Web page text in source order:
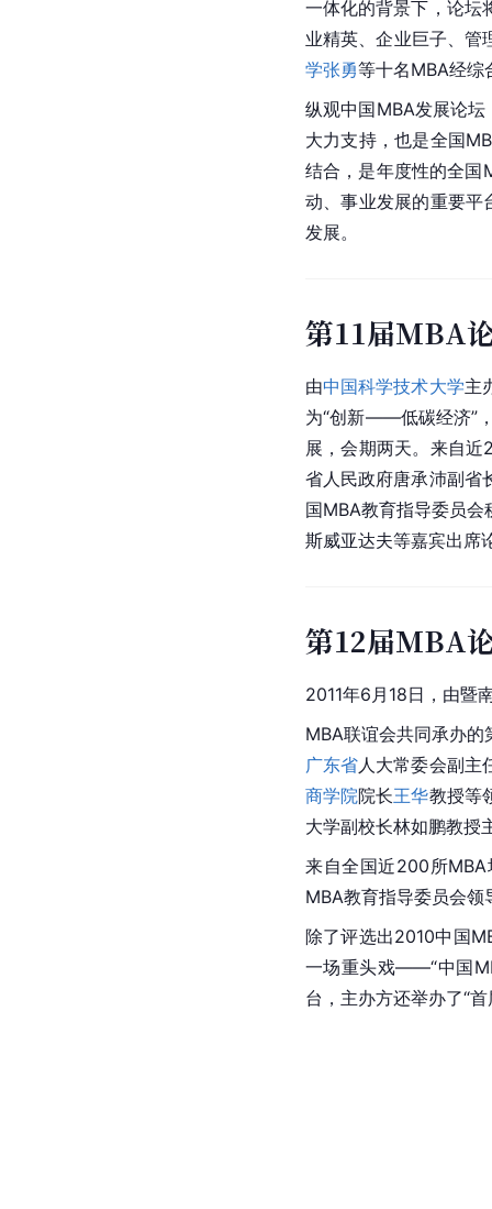
一体化的背景下，论坛
业精英、企业巨子、管
学张勇等十名MBA经综
纵观中国MBA发展论
大力支持，也是全国
结合，是年度性的全国
动、事业发展的重要平
发展。
第11届MBA
由中国科学技术大学主
为“创新——低碳经济”
展，会期两天。来自
省人民政府唐承沛副省
国MBA教育指导委员会
斯威亚达夫等嘉宾出席
第12届MBA
2011年6月18日，由暨
MBA联谊会共同承办
广东省人大常委会副主
商学院院长王华教授等
大学副校长林如鹏教授
来自全国近200所
MBA教育指导委员会
除了评选出2010中国
一场重头戏——“中国
台，主办方还举办了“